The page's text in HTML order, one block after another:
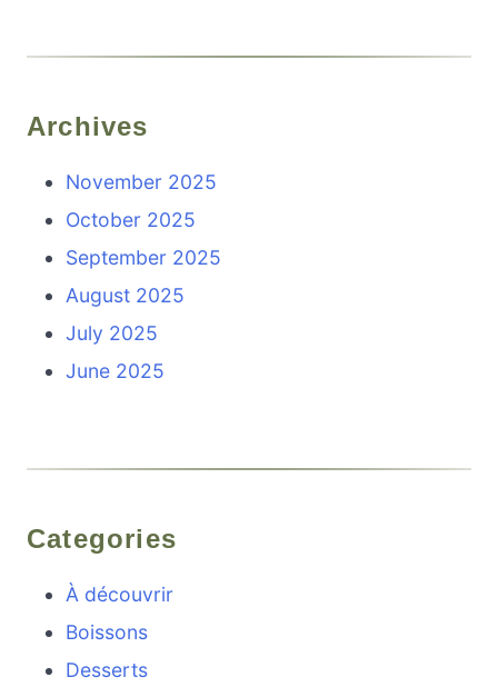
Archives
November 2025
October 2025
September 2025
August 2025
July 2025
June 2025
Categories
À découvrir
Boissons
Desserts